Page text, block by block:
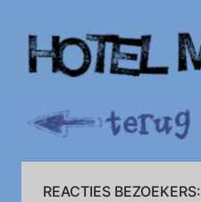
REACTIES BEZOEKERS: